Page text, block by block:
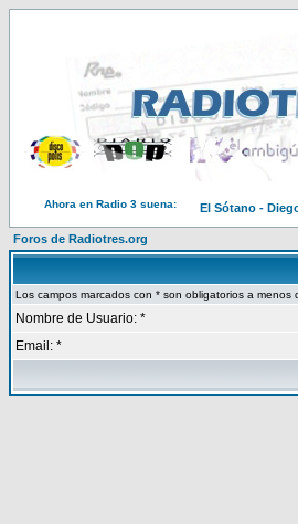
Ahora en Radio 3 suena: El Sótano -
Foros de Radiotres.org
Los campos marcados con * son obligatorios a menos
Nombre de Usuario: *
Email: *